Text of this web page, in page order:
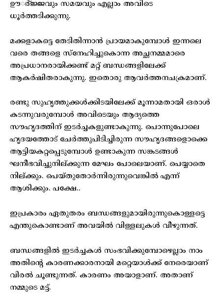
ഊര്‍്ജ്ജവും സമയവും എല്ലാം അവിടെ
ധൂര്‍ത്തടിക്കുന്നു.
മക്കളാകട്ടെ തേടിതിന്നാന്‍ പ്രായമാകുമ്പോള്‍ ഇന്നലെ
വരെ തങ്ങളെ സ്‌നേഹിച്ചുകൊന്ന അച്ഛനമ്മമാരെ
അപ്രധാനരായിക്കണ്ട് മറ്റ് ബന്ധങ്ങളിലേക്ക്
ആകര്‍ഷിതരാകുന്നു. ഇതൊരു ആവര്‍ത്തനചക്രമാണ്.
രണ്ടു സുഹൃത്തുക്കള്‍ക്കിടയിലേക്ക് മൂന്നാമതായി ഒരാള്‍
കടന്നുവരുമ്പോള്‍ അവിടെയും ആദ്യത്തെ
സൗഹൃദത്തിന് ഇടര്‍ച്ചകളുണ്ടാകുന്നു. പൊന്നുപോലെ
ഹൃദയത്തോട് ചേര്‍ത്തുപിടിച്ചിരുന്ന സൗഹൃദങ്ങളൊക്കെ
ആട്ടിയകറ്റപ്പെടുമ്പോള്‍ ഉണ്ടാകുന്ന സങ്കടങ്ങള്‍
ഘനീഭവിച്ചുനില്ക്കുന്ന മേഘം പോലെയാണ്. പെയ്യാതെ
നില്ക്കും. പെയ്തുതോര്‍ന്നിരുന്നുവെങ്കില്‍ എന്ന്
ആശിക്കും. പക്ഷേ..
ഇപ്രകാരം ഏതുതരം ബന്ധങ്ങളുമായിരുന്നുകൊള്ളട്ടെ
എന്തുകൊണ്ടാണ് അവയില്‍ വിള്ളലുകള്‍ വീഴുന്നത്.
ബന്ധങ്ങളില്‍ ഇടര്‍ച്ചകള്‍ സംഭവിക്കുമ്പോഴെല്ലാം നാം
അതിന്റെ കാരണക്കാരനായി മറ്റെയാള്‍ക്ക് നേരെയാണ്
വിരല്‍ ചൂണ്ടുന്നത്. കാരണം അയാളാണ്. അതാണ്
നമ്മുടെ മട്ട്.